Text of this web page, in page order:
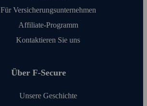
Für Versicherungs­unter­nehmen
Affiliate-Programm
Kontaktieren Sie uns
Über F‑Secure
Unsere Geschichte